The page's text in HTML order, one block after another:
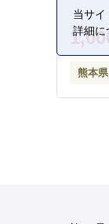
熊本
当サイ
詳細に